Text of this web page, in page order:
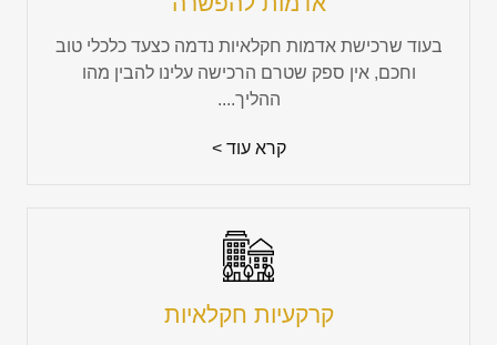
בעוד שרכישת אדמות חקלאיות נדמה כצעד כלכלי טוב
וחכם, אין ספק שטרם הרכישה עלינו להבין מהו
ההליך....
קרא עוד >
קרקעיות חקלאיות